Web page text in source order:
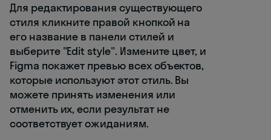
Для редактирования существующего
стиля кликните правой кнопкой на
его название в панели стилей и
выберите "Edit style". Измените цвет, и
Figma покажет превью всех объектов,
которые используют этот стиль. Вы
можете принять изменения или
отменить их, если результат не
соответствует ожиданиям.